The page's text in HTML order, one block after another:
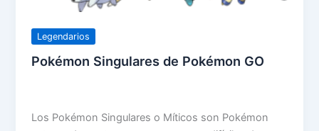
Legendarios
Pokémon Singulares de Pokémon GO
Los Pokémon Singulares o Míticos son Pokémon